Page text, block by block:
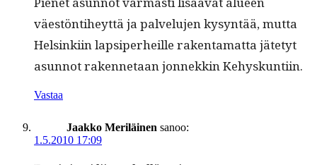
väestön­ti­heyt­tä ja palvelu­jen kysyn­tää, mut­ta
Helsinki­in lap­siper­heille rak­en­ta­mat­ta jäte­tyt
asun­not raken­netaan jon­nekkin Kehyskuntiin.
Vastaa
Jaakko Meriläinen sanoo:
1.5.2010 17:09